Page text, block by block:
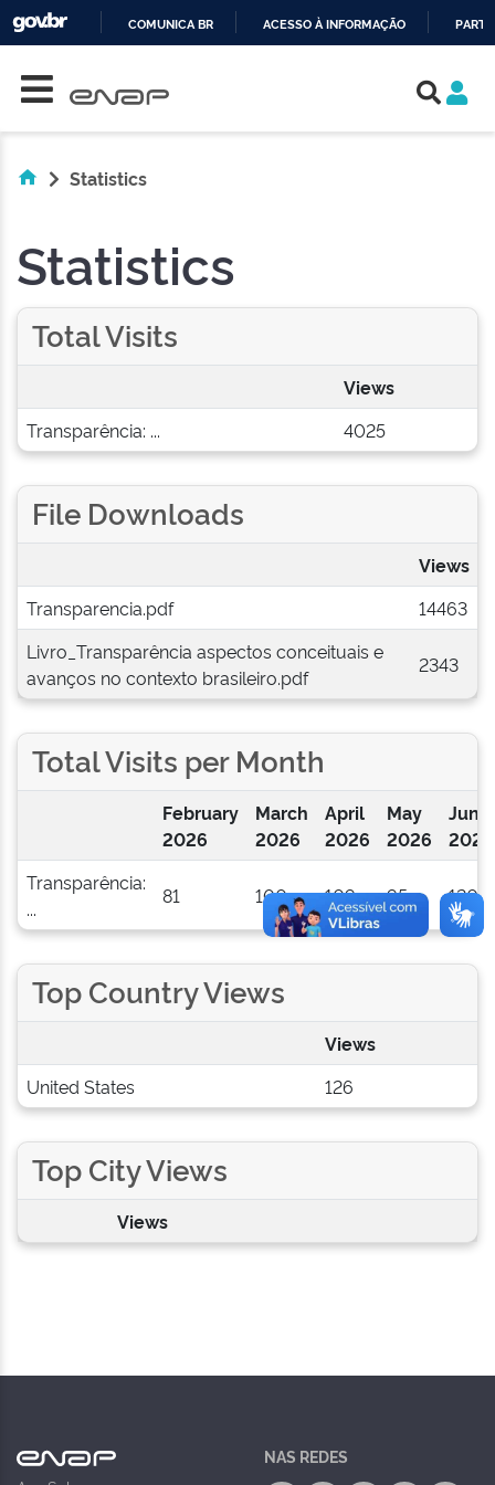
COMUNICA BR ACESSO À INFORMAÇÃO
Statistics
Statistics
Total Visits
Views
Transparência: ...
4025
File Downloads
Views
Transparencia.pdf
14463
Livro_Transparência aspectos conceituais e
avanços no contexto brasileiro.pdf
2343
Total Visits per Month
February
2026
March
2026
April
2026
May
2026
June
2026
Transparência:
...
81 100 109 95 120
Top Country Views
Views
United States
126
Top City Views
Views
NAS REDES